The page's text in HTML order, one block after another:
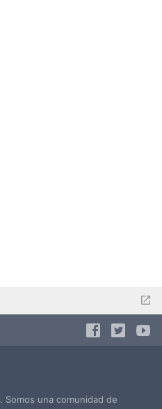
. Somos una comunidad de